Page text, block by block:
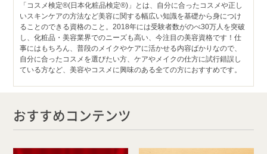
「コスメ検定®(日本化粧品検定®)」とは、自分に合ったコスメや正し
いスキンケアの方法など美容に関する幅広い知識を基礎から身につけ
ることのできる資格のこと。2018年には受験者数がのべ30万人を突破
し、化粧品・美容業界でのニーズも高い、今注目の美容資格です！仕
事にはもちろん、普段のメイクやケアに活かせる内容ばかりなので、
自分に合ったコスメを選びたい方、ケアやメイクの仕方に試行錯誤し
ている方など、美容やコスメに興味のある全ての方におすすめです。
おすすめコンテンツ